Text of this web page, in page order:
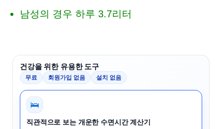
남성의 경우 하루 3.7리터
건강을 위한 유용한 도구
무료 회원가입 없음 설치 없음
🛌
직관적으로 보는 개운한 수면시간 계산기